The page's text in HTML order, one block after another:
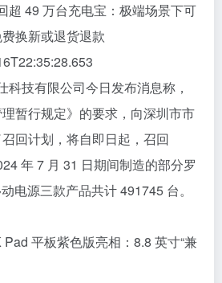
超 49 万台充电宝：极端场景下可
换新或退货退款
科技有限公司今日发布消息称，
暂行规定》的要求，向深圳市市
回计划，将自即日起，召回
年 7 月 31 日期间制造的部分罗
电源三款产品共计 491745 台。
平板紫色版亮相：8.8 英寸“兼